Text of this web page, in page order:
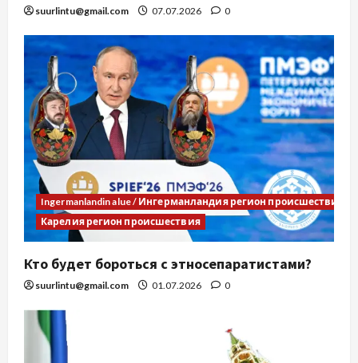
suurlintu@gmail.com 07.07.2026 0
Ingermanlandin alue / Ингерманландия регион происшествия
Карелия регион происшествия
Кто будет бороться с этносепаратистами?
suurlintu@gmail.com 01.07.2026 0